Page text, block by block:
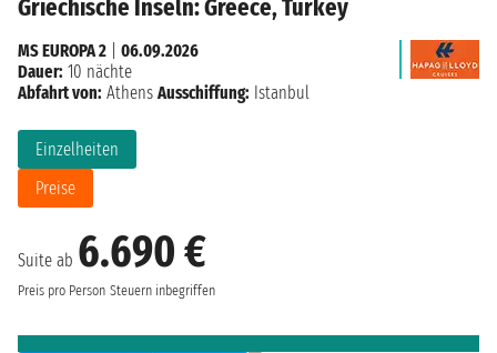
Griechische Inseln: Greece, Turkey
Suite ab 6.690 €
Preis pro Person Steuern inbegriffen
Einzelheiten
Preise
MS EUROPA 2
06.09.2026
Dauer: 10 nächte
Abfahrt von: Athens Ausschiffung: Istanbul